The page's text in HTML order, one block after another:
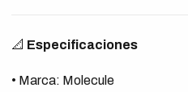
📐 Especificaciones
• Marca: Molecule